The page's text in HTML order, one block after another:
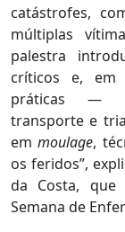
catástrofes,
múltiplas
palestra
críticos e, em
práticas —
transporte e
emmoulage,
os feridos”,
da Costa, que
Semana de